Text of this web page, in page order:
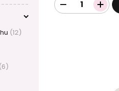
(12)
(6)